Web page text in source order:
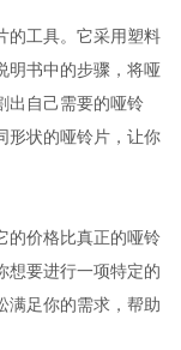
工具。它采用塑料
明书中的步骤，将哑
出自己需要的哑铃
形状的哑铃片，让你
价格比真正的哑铃
想要进行一项特定的
满足你的需求，帮助